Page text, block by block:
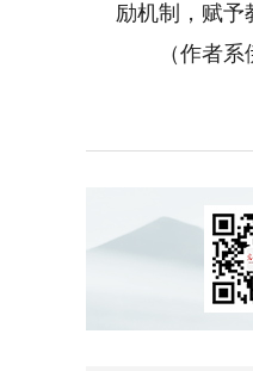
励机制，赋予
（作者系伊